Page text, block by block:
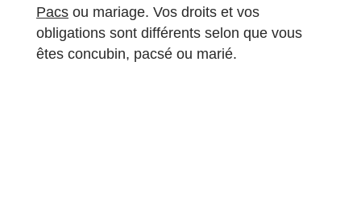
Pacs ou mariage. Vos droits et vos
obligations sont différents selon que vous
êtes concubin, pacsé ou marié.